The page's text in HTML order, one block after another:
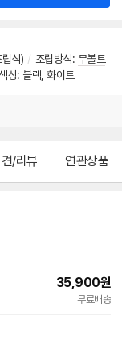
식) / 조립방식: 무볼트
색상: 블랙, 화이트
/리뷰 연관상품
35,900원
무료배송